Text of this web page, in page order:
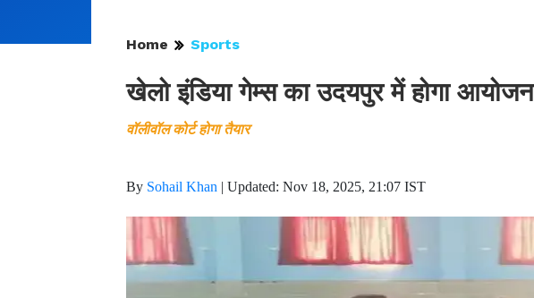
Home Sports
खेलो इंडिया गेम्स का उदयपुर में होगा आयोजन
वॉलीवॉल कोर्ट होगा तैयार
By Sohail Khan | Updated: Nov 18, 2025, 21:07 IST